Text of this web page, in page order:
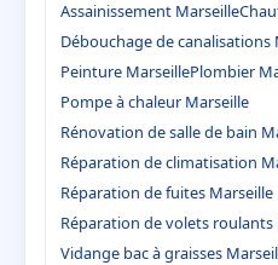
Assainissement Marseille
Débouchage de canalisations
Peinture MarseillePlombier
Pompe à chaleur Marseille
Rénovation de salle de bain
Réparation de climatisation
Réparation de fuites Marseille
Réparation de volets roulants
Vidange bac à graisses